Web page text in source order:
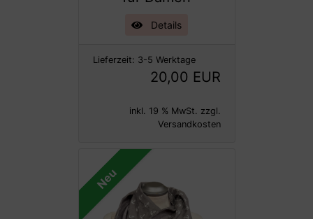
Details
Lieferzeit: 3-5 Werktage
20,00 EUR
inkl. 19 % MwSt. zzgl.
Versandkosten
Neu